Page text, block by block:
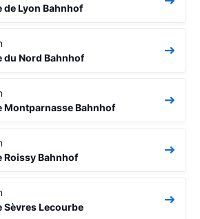
de Lyon Bahnhof
du Nord Bahnhof
Montparnasse Bahnhof
Roissy Bahnhof
Sèvres Lecourbe